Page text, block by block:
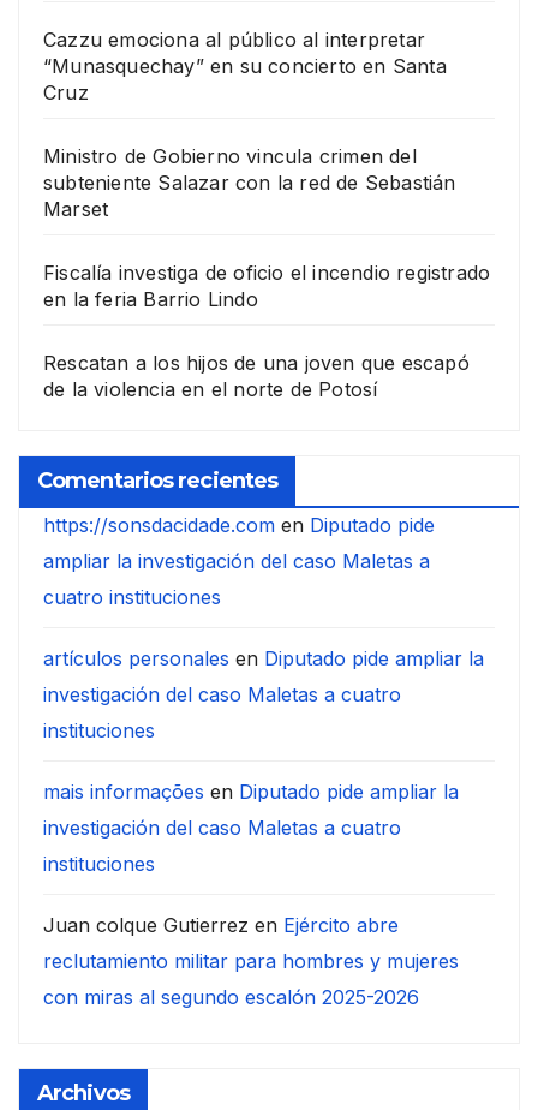
Cazzu emociona al público al interpretar
“Munasquechay” en su concierto en Santa
Cruz
Ministro de Gobierno vincula crimen del
subteniente Salazar con la red de Sebastián
Marset
Fiscalía investiga de oficio el incendio registrado
en la feria Barrio Lindo
Rescatan a los hijos de una joven que escapó
de la violencia en el norte de Potosí
Comentarios recientes
https://sonsdacidade.com en Diputado pide
ampliar la investigación del caso Maletas a
cuatro instituciones
artículos personales en Diputado pide ampliar la
investigación del caso Maletas a cuatro
instituciones
mais informações en Diputado pide ampliar la
investigación del caso Maletas a cuatro
instituciones
Juan colque Gutierrez en Ejército abre
reclutamiento militar para hombres y mujeres
con miras al segundo escalón 2025-2026
Archivos